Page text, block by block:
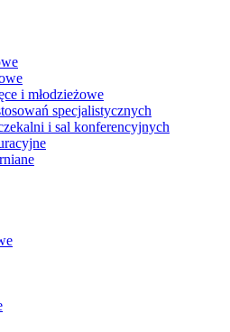
i młodzieżowe
specjalistycznych
i sal konferencyjnych